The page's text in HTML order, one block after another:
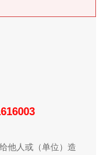
他人或（单位）造